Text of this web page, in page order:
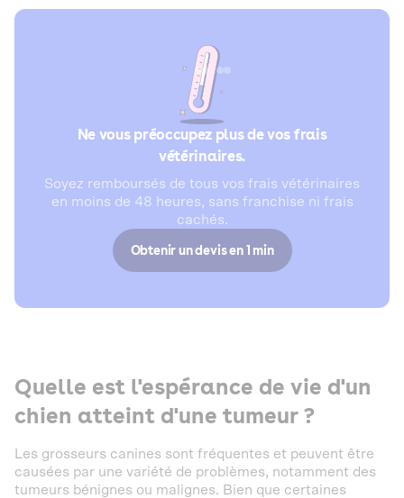
Ne vous préoccupez plus de vos frais
vétérinaires.
Soyez remboursés de tous vos frais vétérinaires
en moins de 48 heures, sans franchise ni frais
cachés.
Obtenir un devis en 1 min
Quelle est l'espérance de vie d'un
chien atteint d'une tumeur ?
Les grosseurs canines sont fréquentes et peuvent être
causées par une variété de problèmes, notamment des
tumeurs bénignes ou malignes. Bien que certaines